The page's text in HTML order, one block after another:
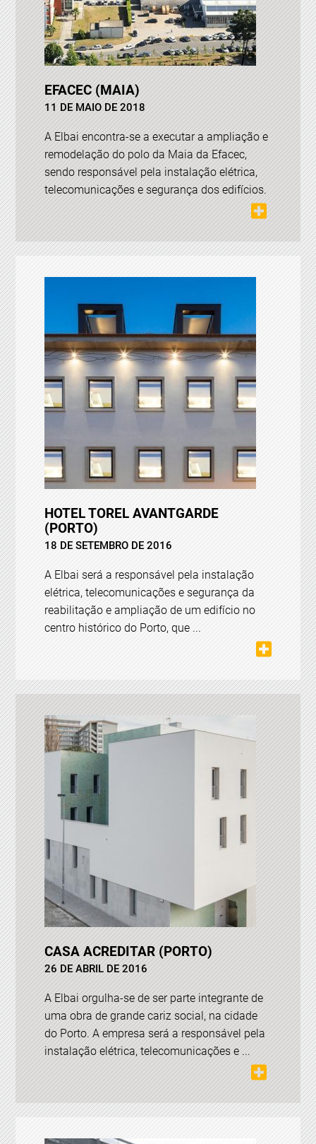
EFACEC (MAIA)
11 DE MAIO DE 2018
A Elbai encontra-se a executar a ampliação e
remodelação do polo da Maia da Efacec,
sendo responsável pela instalação elétrica,
telecomunicações e segurança dos edifícios.
HOTEL TOREL AVANTGARDE
(PORTO)
18 DE SETEMBRO DE 2016
A Elbai será a responsável pela instalação
elétrica, telecomunicações e segurança da
reabilitação e ampliação de um edifício no
centro histórico do Porto, que ...
CASA ACREDITAR (PORTO)
26 DE ABRIL DE 2016
A Elbai orgulha-se de ser parte integrante de
uma obra de grande cariz social, na cidade
do Porto. A empresa será a responsável pela
instalação elétrica, telecomunicações e ...